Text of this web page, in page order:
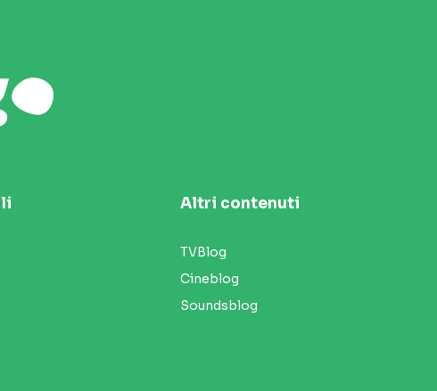
Altri contenuti
TVBlog
Cineblog
Soundsblog